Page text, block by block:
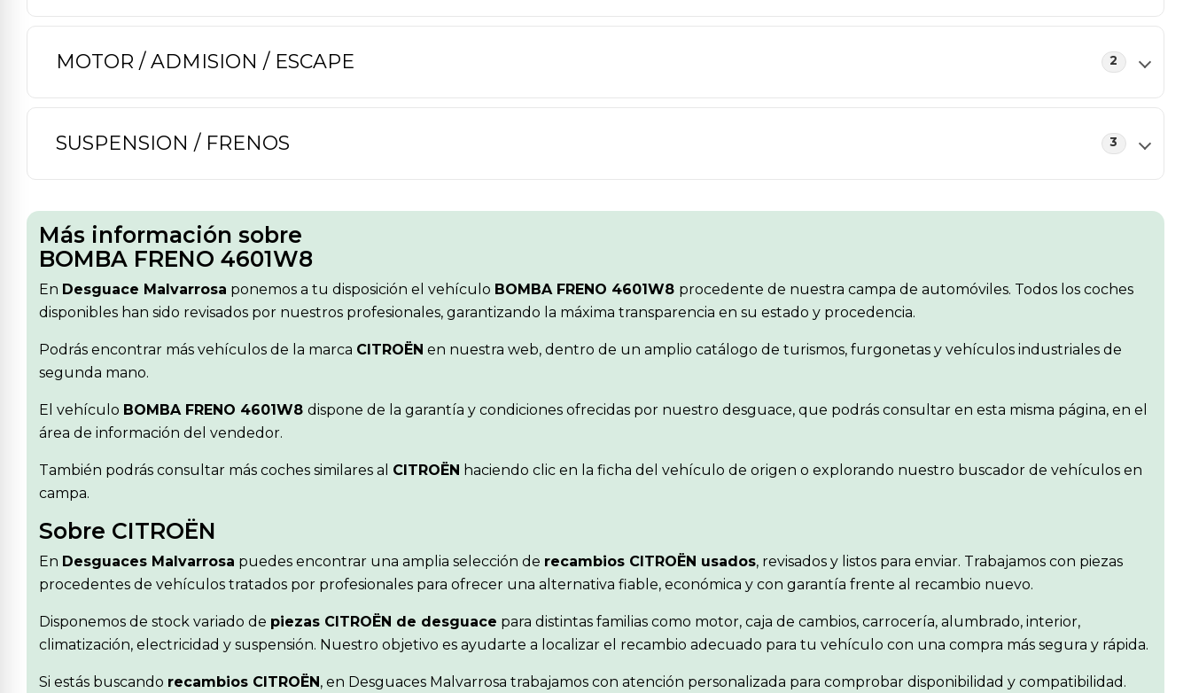
MOTOR / ADMISION / ESCAPE 2
SUSPENSION / FRENOS 3
Más información sobre
BOMBA FRENO 4601W8
En Desguace Malvarrosa ponemos a tu disposición el vehículo BOMBA FRENO 4601W8 procedente de nuestra campa de automóviles. Todos los coches
disponibles han sido revisados por nuestros profesionales, garantizando la máxima transparencia en su estado y procedencia.
Podrás encontrar más vehículos de la marca CITROËN en nuestra web, dentro de un amplio catálogo de turismos, furgonetas y vehículos industriales de
segunda mano.
El vehículo BOMBA FRENO 4601W8 dispone de la garantía y condiciones ofrecidas por nuestro desguace, que podrás consultar en esta misma página, en el
área de información del vendedor.
También podrás consultar más coches similares al CITROËN haciendo clic en la ficha del vehículo de origen o explorando nuestro buscador de vehículos en
campa.
Sobre CITROËN
En Desguaces Malvarrosa puedes encontrar una amplia selección de recambios CITROËN usados, revisados y listos para enviar. Trabajamos con piezas
procedentes de vehículos tratados por profesionales para ofrecer una alternativa fiable, económica y con garantía frente al recambio nuevo.
Disponemos de stock variado de piezas CITROËN de desguace para distintas familias como motor, caja de cambios, carrocería, alumbrado, interior,
climatización, electricidad y suspensión. Nuestro objetivo es ayudarte a localizar el recambio adecuado para tu vehículo con una compra más segura y rápida.
Si estás buscando recambios CITROËN, en Desguaces Malvarrosa trabajamos con atención personalizada para comprobar disponibilidad y compatibilidad.